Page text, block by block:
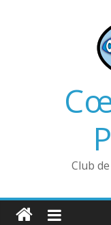
Club